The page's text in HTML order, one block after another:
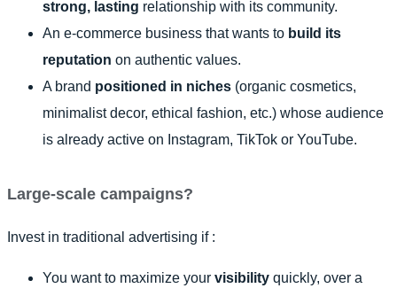
strong, lasting relationship with its community.
An e-commerce business that wants to build its
reputation on authentic values.
A brand positioned in niches (organic cosmetics,
minimalist decor, ethical fashion, etc.) whose audience
is already active on Instagram, TikTok or YouTube.
Large-scale campaigns?
Invest in traditional advertising if :
You want to maximize your visibility quickly, over a